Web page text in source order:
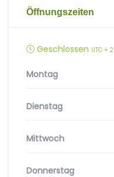
Öffnungszeiten
Geschlossen UTC + 2
Montag
Dienstag
Mittwoch
Donnerstag